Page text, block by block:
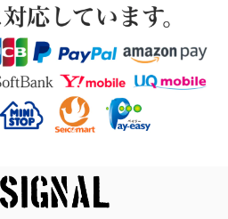
【Button Works】Mercury Dime Coin Necklace Silver 900 Silver 925 ボタンワークス マーキュリーダイム銀貨 ネックレス